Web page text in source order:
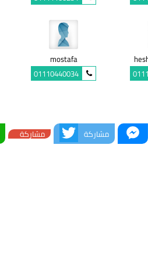
mostafa
01110440034
Messenger
مشاركة Twitterمشاركة